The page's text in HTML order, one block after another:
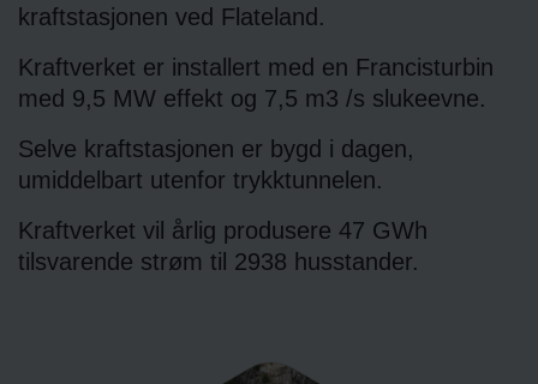
kraftstasjonen ved Flateland.
Kraftverket er installert med en Francisturbin
med 9,5 MW effekt og 7,5 m3 /s slukeevne.
Selve kraftstasjonen er bygd i dagen,
umiddelbart utenfor trykktunnelen.
Kraftverket vil årlig produsere 47 GWh
tilsvarende strøm til 2938 husstander.